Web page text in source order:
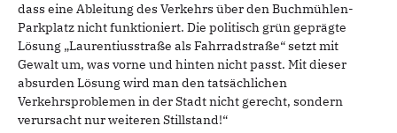
dass eine Ableitung des Verkehrs über den Buchmühlen-
Parkplatz nicht funktioniert. Die politisch grün geprägte
Lösung „Laurentiusstraße als Fahrradstraße“ setzt mit
Gewalt um, was vorne und hinten nicht passt. Mit dieser
absurden Lösung wird man den tatsächlichen
Verkehrsproblemen in der Stadt nicht gerecht, sondern
verursacht nur weiteren Stillstand!“